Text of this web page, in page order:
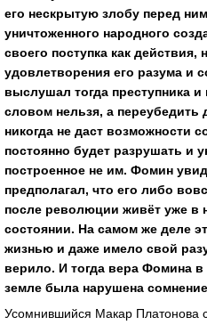
его нескрытую злобу перед
уничтоженного народного
своего поступка как действия,
удовлетворения его разума и
выслушал тогда преступника и
словом нельзя, а
никогда не даст возможности
постоянно будет разрушать и
построенное не им. Фомин
предполагал, что его либо
после революции живёт уже в
состоянии. На самом же деле
жизнью и даже имело свой
верило. И тогда вера Фомина
земле была нарушена
Усомнившийся Макар Платонова